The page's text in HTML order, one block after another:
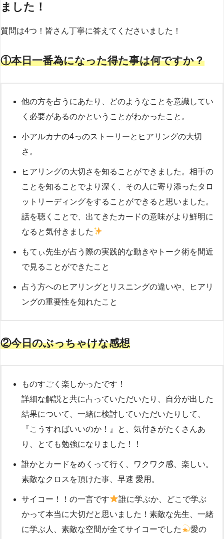
ました！
質問は4つ！皆さん丁寧に答えてくださいました！
①本日一番為になった得た事は何ですか？
他の方を占うにあたり、どのようなことを意識してい
く必要があるのかということがわかったこと。
小アルカナの4っのストーリーとヒアリングの大切
さ。
ヒアリングの大切さを知ることができました。相手の
ことを知ることでより深く、その人に寄り添ったタロ
ットリーディングをすることができると思いました。
話を聴くことで、出てきたカードの意味がより鮮明に
なると気付きました
もてぃ先生が占う際の実践的な動きやトーク術を間近
で見ることができたこと
占う方へのヒアリングとリスニングの違いや、ヒアリ
ングの重要性を知れたこと
②今日のぶっちゃけな感想
ものすごく楽しかったです！
詳細な解説と共に占っていただいたり、自分が出した
結果について、一緒に検討していただいたりして、
『こうすればいいのか！』と、気付きがたくさんあ
り、とても勉強になりました！！
誰かとカードをめくって行く、ワクワク感、楽しい。
素敵なクロスを頂けた事、早速 愛用。
サイコー！！の一言です
誰に学ぶか、どこで学ぶ
かって本当に大切だと思いました！素敵な先生、一緒
に学ぶ人、素敵な空間が全てサイコーでした
愛の